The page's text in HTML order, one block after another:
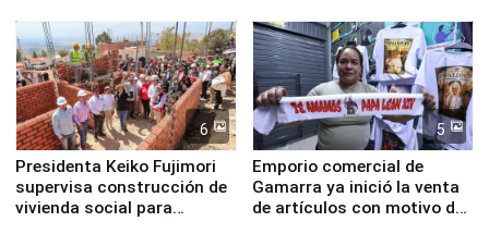
educación, salud y empleo
6
Presidenta Keiko Fujimori
supervisa construcción de
vivienda social para
5
Emporio comercial de
Gamarra ya inició la venta
de artículos con motivo de